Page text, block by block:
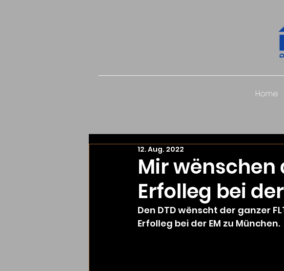
Home
Mir wënschen
Erfolleg bei
12. Aug. 2022
Den DTD wënscht der ganzer
Erfolleg bei der EM zu München.